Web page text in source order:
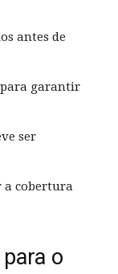
antes de
para garantir
ser
a cobertura
o